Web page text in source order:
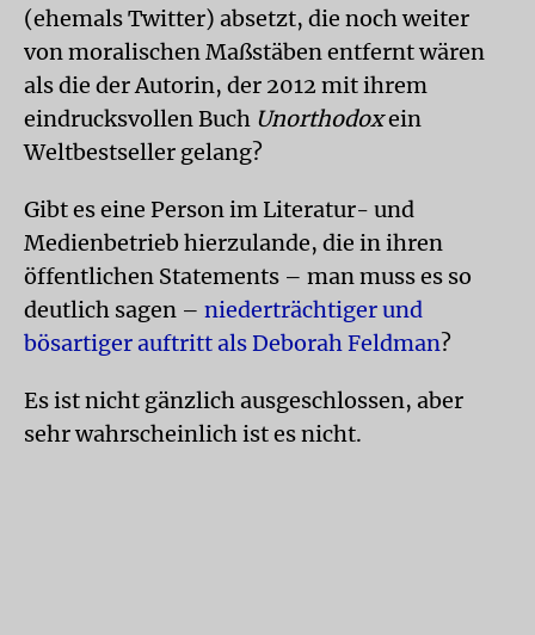
(ehemals Twitter) absetzt, die noch weiter
von moralischen Maßstäben entfernt wären
als die der Autorin, der 2012 mit ihrem
eindrucksvollen Buch Unorthodoxein
Weltbestseller gelang?
Gibt es eine Person im Literatur- und
Medienbetrieb hierzulande, die in ihren
öffentlichen Statements – man muss es so
deutlich sagen – niederträchtiger und
bösartiger auftritt als Deborah Feldman?
Es ist nicht gänzlich ausgeschlossen, aber
sehr wahrscheinlich ist es nicht.